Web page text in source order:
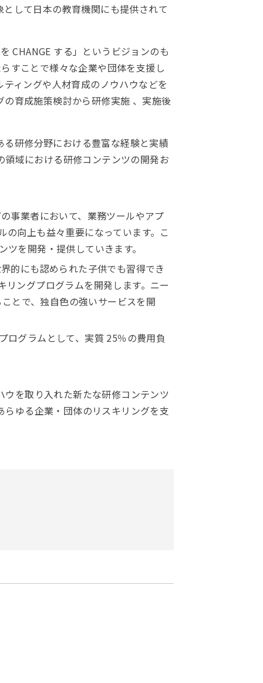
して日本の教育機関にも提供されて
CHANGE する」というビジョンのも
すことで様々な企業や団体を支援し
ィングや人材育成のノウハウなどを
育成施策検討から研修実施 、実施後
研修分野における豊富な経験と実績
域における研修コンテンツの開発お
事業者において、業務ツールやアプ
向上も益々重要になっています。こ
を開発・提供していきます。
的にも認められた子供でも習得でき
ングプログラムを開発します。ニー
とで、独自色の強いサービスを開
ログラムとして、実質 25％の費用負
を取り入れた新たな研修コンテンツ
ゆる企業・団体のリスキリングを支